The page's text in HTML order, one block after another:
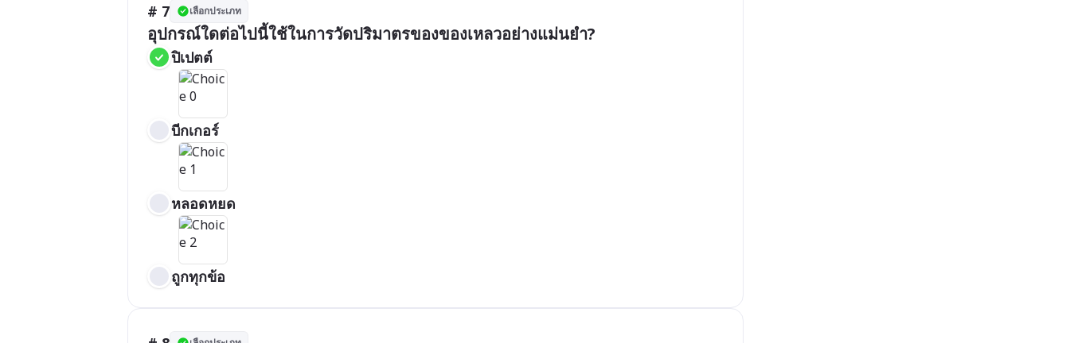
# 7 เลือกประเภท
อุปกรณ์ใดต่อไปนี้ใช้ในการวัดปริมาตรของของเหลวอย่างแม่นยำ?
ปิเปตต์
บีกเกอร์
หลอดหยด
ถูกทุกข้อ